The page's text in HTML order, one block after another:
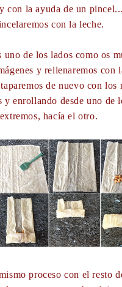
con la ayuda de un
con la leche.
uno de los lados como os
y rellenaremos con
de nuevo con los
y enrollando desde uno de
extremos, hacía el otro.
proceso con el resto